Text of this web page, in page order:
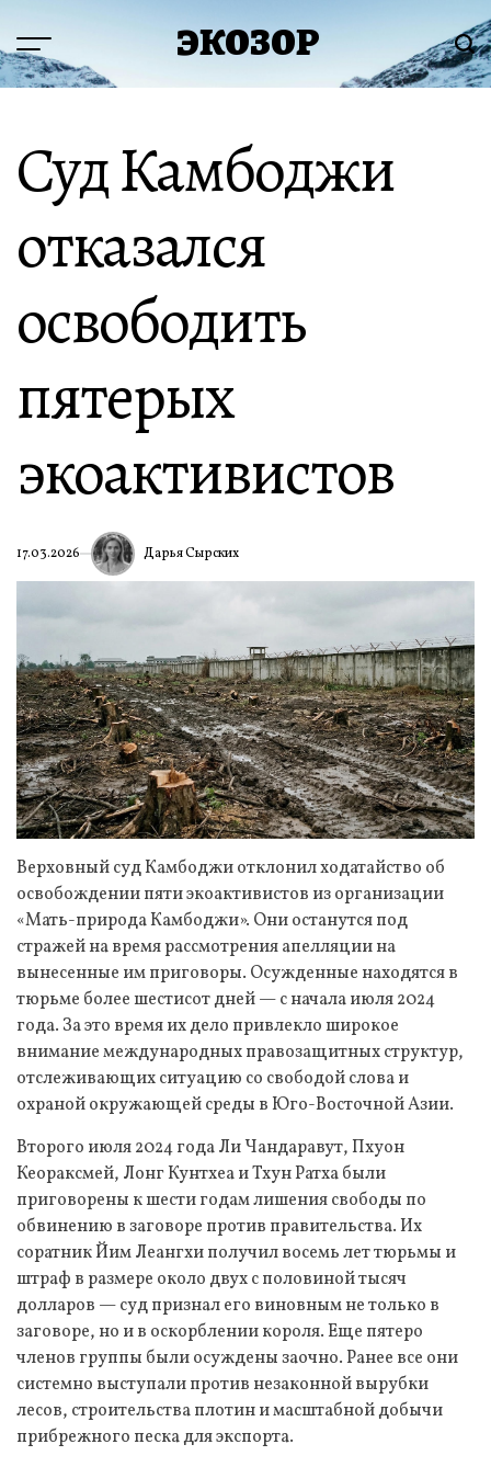
содержимому
Меню ЭКОЗОР
Суд Камбоджи
отказался
освободить
пятерых
экоактивистов
17.03.2026 Дарья Сырских
Верховный суд Камбоджи отклонил ходатайство об
освобождении пяти экоактивистов из организации
«Мать-природа Камбоджи». Они останутся под
стражей на время рассмотрения апелляции на
вынесенные им приговоры. Осужденные находятся в
тюрьме более шестисот дней — с начала июля 2024
года. За это время их дело привлекло широкое
внимание международных правозащитных структур,
отслеживающих ситуацию со свободой слова и
охраной окружающей среды в Юго-Восточной Азии.
Второго июля 2024 года Ли Чандаравут, Пхуон
Кеораксмей, Лонг Кунтхеа и Тхун Ратха были
приговорены к шести годам лишения свободы по
обвинению в заговоре против правительства. Их
соратник Йим Леангхи получил восемь лет тюрьмы и
штраф в размере около двух с половиной тысяч
долларов — суд признал его виновным не только в
заговоре, но и в оскорблении короля. Еще пятеро
членов группы были осуждены заочно. Ранее все они
системно выступали против незаконной вырубки
лесов, строительства плотин и масштабной добычи
прибрежного песка для экспорта.